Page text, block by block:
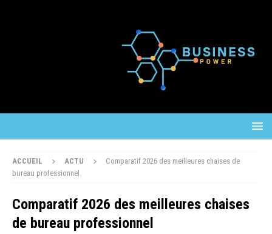
ACCUEIL ACTU
Comparatif 2026 des meilleures chaises de
bureau professionnel
Comparatif 2026 des meilleures chaises
de bureau professionnel